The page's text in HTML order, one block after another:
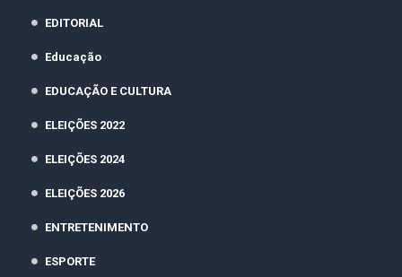
EDITORIAL
Educação
EDUCAÇÃO E CULTURA
ELEIÇÕES 2022
ELEIÇÕES 2024
ELEIÇÕES 2026
ENTRETENIMENTO
ESPORTE